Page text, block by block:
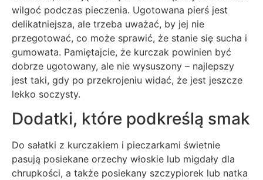
wilgoć podczas pieczenia. Ugotowana pierś jest
delikatniejsza, ale trzeba uważać, by jej nie
przegotować, co może sprawić, że stanie się sucha i
gumowata. Pamiętajcie, że kurczak powinien być
dobrze ugotowany, ale nie wysuszony – najlepszy
jest taki, gdy po przekrojeniu widać, że jest jeszcze
lekko soczysty.
Dodatki, które podkreślą smak
Do sałatki z kurczakiem i pieczarkami świetnie
pasują posiekane orzechy włoskie lub migdały dla
chrupkości, a także posiekany szczypiorek lub natka